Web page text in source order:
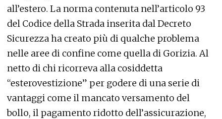
all’estero. La norma contenuta nell’articolo 93
del Codice della Strada inserita dal Decreto
Sicurezza ha creato più di qualche problema
nelle aree di confine come quella di Gorizia. Al
netto di chi ricorreva alla cosiddetta
“esterovestizione” per godere di una serie di
vantaggi come il mancato versamento del
bollo, il pagamento ridotto dell’assicurazione,